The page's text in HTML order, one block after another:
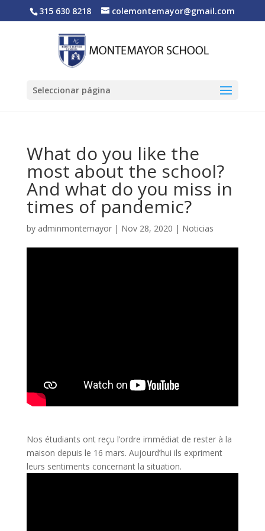
315 630 8218 colemontemayor@gmail.com
Seleccionar página
What do you like the
most about the school?
And what do you miss in
times of pandemic?
by adminmontemayor| Nov 28, 2020 | Noticias
Nos étudiants ont reçu l’ordre immédiat de rester à la
maison depuis le 16 mars. Aujourd’hui ils expriment
leurs sentiments concernant la situation.